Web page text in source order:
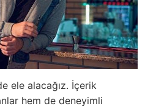
ele alacağız. İçerik
hem de deneyimli